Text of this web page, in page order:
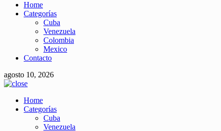
Home
Categorías
Cuba
Venezuela
Colombia
Mexico
Contacto
agosto 10, 2026
Home
Categorías
Cuba
Venezuela